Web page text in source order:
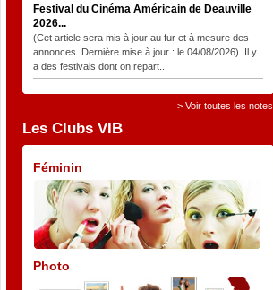
Festival du Cinéma Américain de Deauville
2026...
(Cet article sera mis à jour au fur et à mesure des
annonces. Dernière mise à jour : le 04/08/2026). Il y
a des festivals dont on repart...
> Voir toutes les notes
Les Clubs VIB
Féminin
Photo